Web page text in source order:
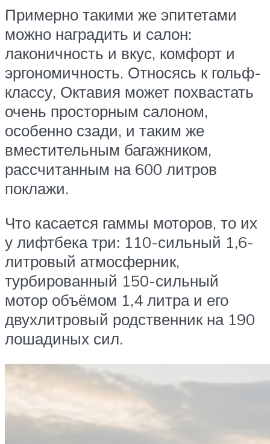
Примерно такими же эпитетами
можно наградить и салон:
лаконичность и вкус, комфорт и
эргономичность. Относясь к гольф-
классу, Октавия может похвастать
очень просторным салоном,
особенно сзади, и таким же
вместительным багажником,
рассчитанным на 600 литров
поклажи.
Что касается гаммы моторов, то их
у лифтбека три: 110-сильный 1,6-
литровый атмосферник,
турбированный 150-сильный
мотор объёмом 1,4 литра и его
двухлитровый родственник на 190
лошадиных сил.